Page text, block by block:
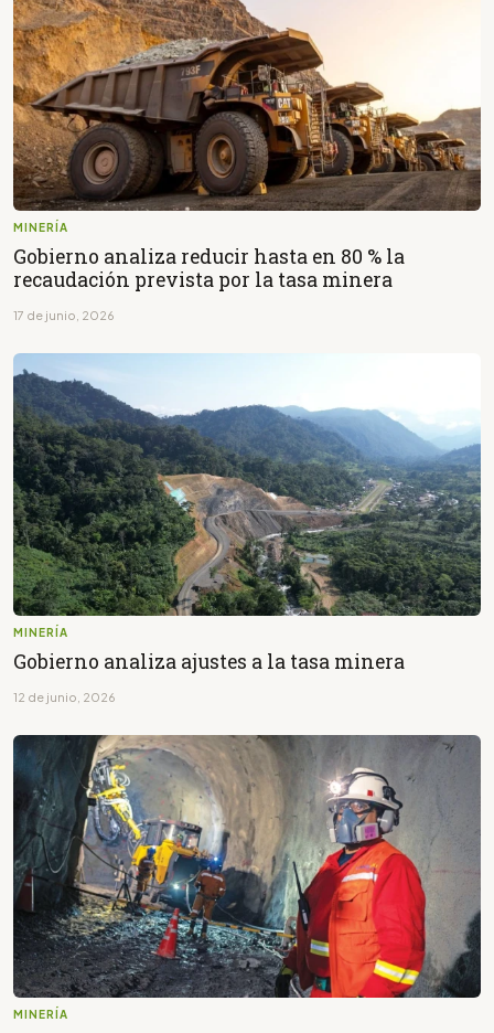
MINERÍA
Gobierno analiza reducir hasta en 80 % la
recaudación prevista por la tasa minera
17 de junio, 2026
MINERÍA
Gobierno analiza ajustes a la tasa minera
12 de junio, 2026
MINERÍA